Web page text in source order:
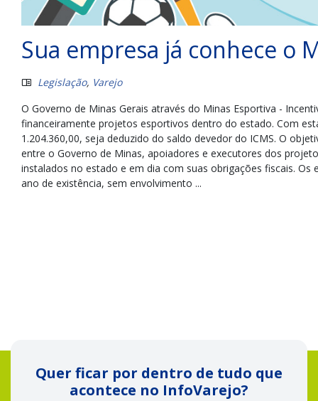
Sua empresa já conhece o
Legislação, Varejo
O Governo de Minas Gerais através do Minas Esportiva -
financeiramente projetos esportivos dentro do estado. Com
1.204.360,00, seja deduzido do saldo devedor do ICMS. O
entre o Governo de Minas, apoiadores e executores dos
instalados no estado e em dia com suas obrigações fiscais.
ano de existência, sem envolvimento ...
Quer ficar por dentro de tudo que
acontece no InfoVarejo?